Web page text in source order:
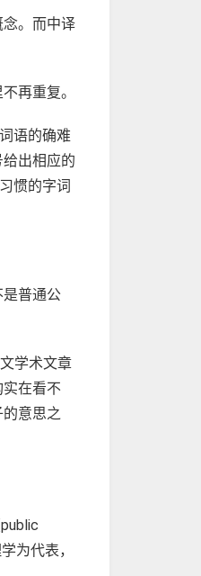
。而中译
再重复。
语的确难
出相应的
惯的字词
普通公
学术文章
在看不
意思之
为代表，